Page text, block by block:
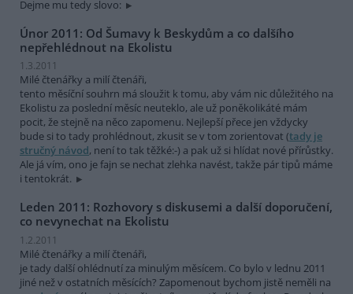
Dejme mu tedy slovo:
Únor 2011: Od Šumavy k Beskydům a co dalšího
nepřehlédnout na Ekolistu
1.3.2011
Milé čtenářky a milí čtenáři,
tento měsíční souhrn má sloužit k tomu, aby vám nic důležitého na
Ekolistu za poslední měsíc neuteklo, ale už poněkolikáté mám
pocit, že stejně na něco zapomenu. Nejlepší přece jen vždycky
bude si to tady prohlédnout, zkusit se v tom zorientovat (tady je
stručný návod, není to tak těžké:-) a pak už si hlídat nové přírůstky.
Ale já vím, ono je fajn se nechat zlehka navést, takže pár tipů máme
i tentokrát.
Leden 2011: Rozhovory s diskusemi a další doporučení,
co nevynechat na Ekolistu
1.2.2011
Milé čtenářky a milí čtenáři,
je tady další ohlédnutí za minulým měsícem. Co bylo v lednu 2011
jiné než v ostatních měsících? Zapomenout bychom jistě neměli na